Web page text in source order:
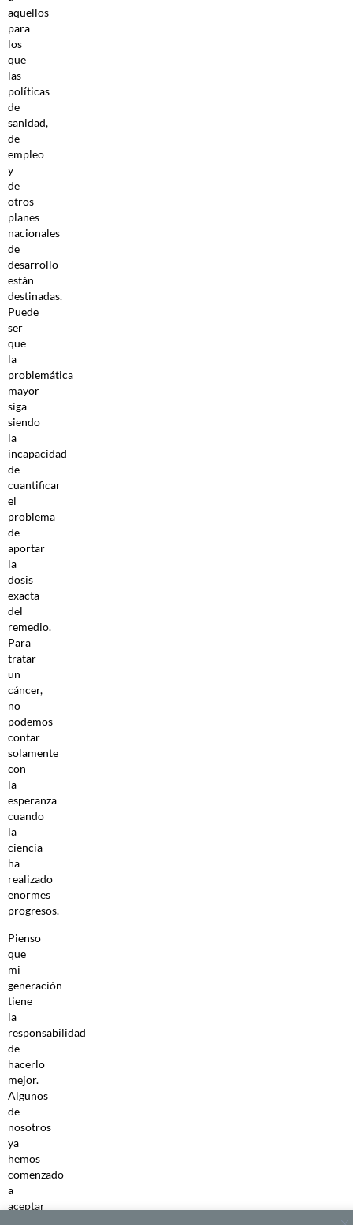
aquellos
para
los
que
las
políticas
de
sanidad,
de
empleo
y
de
otros
planes
nacionales
de
desarrollo
están
destinadas.
Puede
ser
que
la
problemática
mayor
siga
siendo
la
incapacidad
de
cuantificar
el
problema
de
aportar
la
dosis
exacta
del
remedio.
Para
tratar
un
cáncer,
no
podemos
contar
solamente
con
la
esperanza
cuando
la
ciencia
ha
realizado
enormes
progresos.
Pienso
que
mi
generación
tiene
la
responsabilidad
de
hacerlo
mejor.
Algunos
de
nosotros
ya
hemos
comenzado
a
aceptar